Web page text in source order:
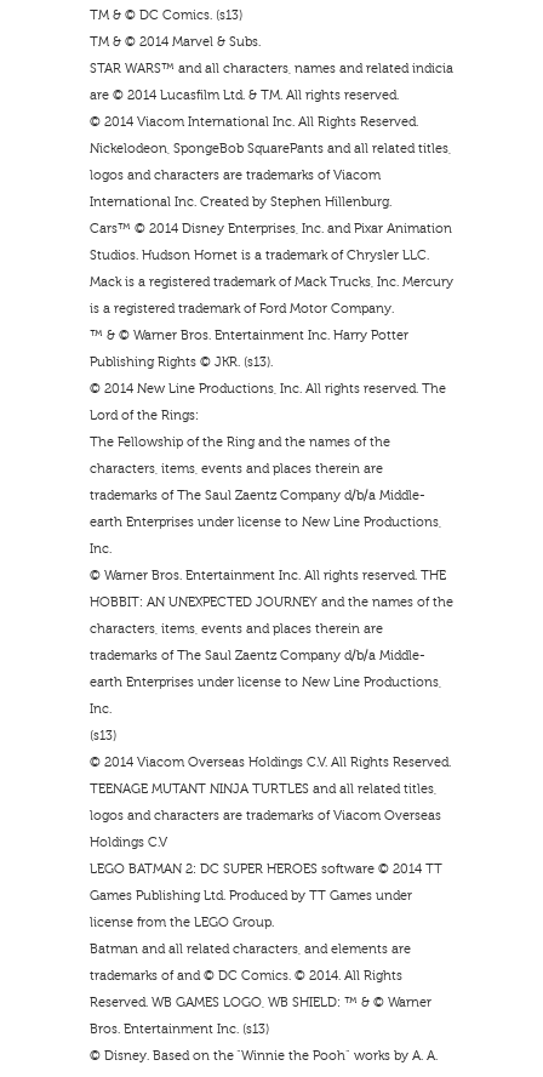
TM & © DC Comics. (s13)
TM & © 2014 Marvel & Subs.
STAR WARS™ and all characters, names and related indicia
are © 2014 Lucasfilm Ltd. & TM. All rights reserved.
© 2014 Viacom International Inc. All Rights Reserved.
Nickelodeon, SpongeBob SquarePants and all related titles,
logos and characters are trademarks of Viacom
International Inc. Created by Stephen Hillenburg.
Cars™ © 2014 Disney Enterprises, Inc. and Pixar Animation
Studios. Hudson Hornet is a trademark of Chrysler LLC.
Mack is a registered trademark of Mack Trucks, Inc. Mercury
is a registered trademark of Ford Motor Company.
™ & © Warner Bros. Entertainment Inc. Harry Potter
Publishing Rights © JKR. (s13).
© 2014 New Line Productions, Inc. All rights reserved. The
Lord of the Rings:
The Fellowship of the Ring and the names of the
characters, items, events and places therein are
trademarks of The Saul Zaentz Company d/b/a Middle-
earth Enterprises under license to New Line Productions,
Inc.
© Warner Bros. Entertainment Inc. All rights reserved. THE
HOBBIT: AN UNEXPECTED JOURNEY and the names of the
characters, items, events and places therein are
trademarks of The Saul Zaentz Company d/b/a Middle-
earth Enterprises under license to New Line Productions,
Inc.
(s13)
© 2014 Viacom Overseas Holdings C.V. All Rights Reserved.
TEENAGE MUTANT NINJA TURTLES and all related titles,
logos and characters are trademarks of Viacom Overseas
Holdings C.V
LEGO BATMAN 2: DC SUPER HEROES software © 2014 TT
Games Publishing Ltd. Produced by TT Games under
license from the LEGO Group.
Batman and all related characters, and elements are
trademarks of and © DC Comics. © 2014. All Rights
Reserved. WB GAMES LOGO, WB SHIELD: ™ & © Warner
Bros. Entertainment Inc. (s13)
© Disney. Based on the “Winnie the Pooh” works by A. A.